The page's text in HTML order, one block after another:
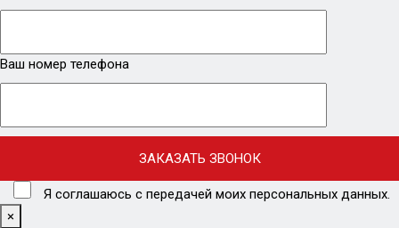
Ваш номер телефона
Я соглашаюсь с передачей моих персональных данных.
×